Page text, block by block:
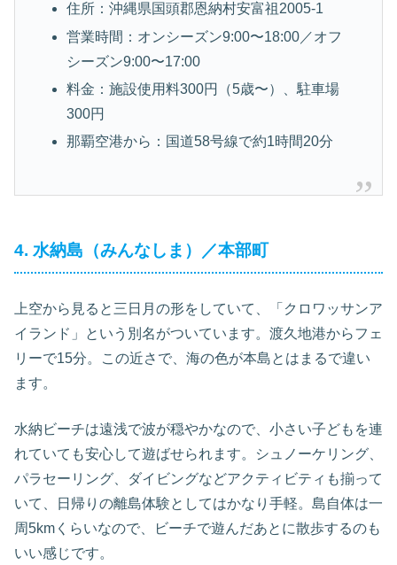
住所：沖縄県国頭郡恩納村安富祖2005-1
営業時間：オンシーズン9:00〜18:00／オフ
シーズン9:00〜17:00
料金：施設使用料300円（5歳〜）、駐車場
300円
那覇空港から：国道58号線で約1時間20分
4. 水納島（みんなしま）／本部町
上空から見ると三日月の形をしていて、「クロワッサンア
イランド」という別名がついています。渡久地港からフェ
リーで15分。この近さで、海の色が本島とはまるで違い
ます。
水納ビーチは遠浅で波が穏やかなので、小さい子どもを連
れていても安心して遊ばせられます。シュノーケリング、
パラセーリング、ダイビングなどアクティビティも揃って
いて、日帰りの離島体験としてはかなり手軽。島自体は一
周5kmくらいなので、ビーチで遊んだあとに散歩するのも
いい感じです。